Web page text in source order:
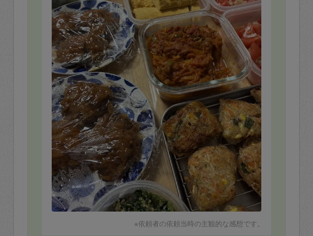
※依頼者の依頼当時の主観的な感想です。